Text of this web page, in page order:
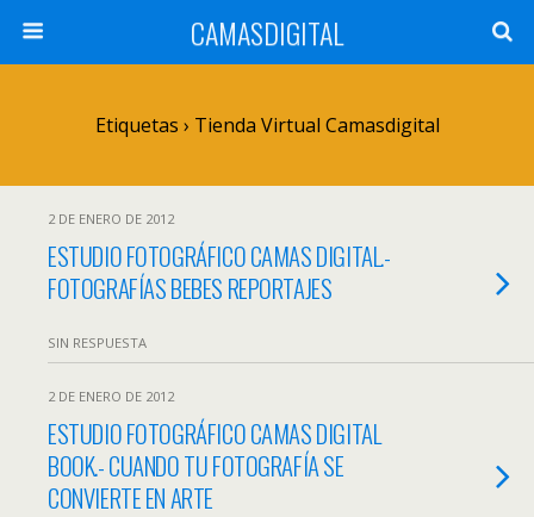
CAMASDIGITAL
Etiquetas › Tienda Virtual Camasdigital
2 DE ENERO DE 2012
ESTUDIO FOTOGRÁFICO CAMAS DIGITAL.-
FOTOGRAFÍAS BEBES REPORTAJES
SIN RESPUESTA
2 DE ENERO DE 2012
ESTUDIO FOTOGRÁFICO CAMAS DIGITAL
BOOK.- CUANDO TU FOTOGRAFÍA SE
CONVIERTE EN ARTE